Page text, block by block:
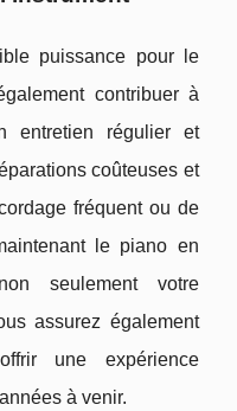
puissance pour le
contribuer à
entretien régulier et
coûteuses et
fréquent ou de
le piano en
seulement votre
assurez également
une expérience
à venir.